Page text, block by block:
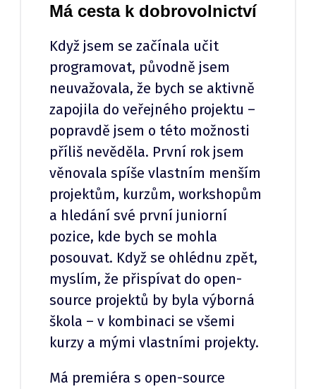
Má cesta k dobrovolnictví
Když jsem se začínala učit
programovat, původně jsem
neuvažovala, že bych se aktivně
zapojila do veřejného projektu –
popravdě jsem o této možnosti
příliš nevěděla. První rok jsem
věnovala spíše vlastním menším
projektům, kurzům, workshopům
a hledání své první juniorní
pozice, kde bych se mohla
posouvat. Když se ohlédnu zpět,
myslím, že přispívat do open-
source projektů by byla výborná
škola – v kombinaci se všemi
kurzy a mými vlastními projekty.
Má premiéra s open-source